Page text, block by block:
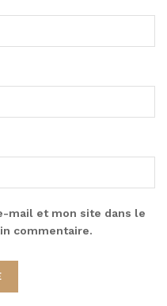
mail et mon site dans le
commentaire.